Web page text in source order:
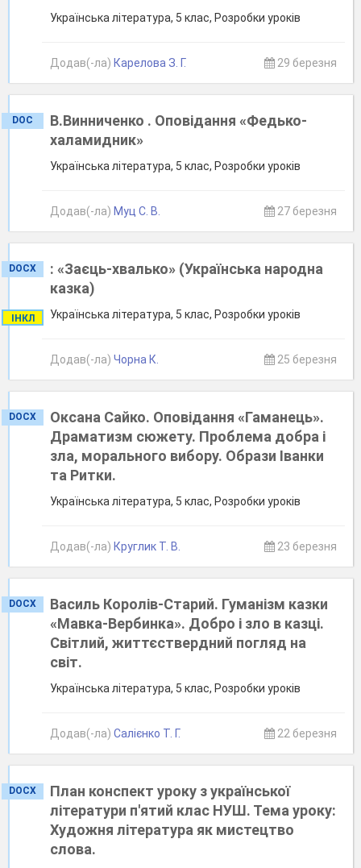
Українська література, 5 клас, Розробки уроків
Додав(-ла) Карелова З. Г. 29 березня
DOC
В.Винниченко . Оповідання «Федько-
халамидник»
Українська література, 5 клас, Розробки уроків
Додав(-ла) Муц С. В. 27 березня
DOCX
ІНКЛ
: «Заєць-хвалько» (Українська народна
казка)
Українська література, 5 клас, Розробки уроків
Додав(-ла) Чорна К. 25 березня
DOCX
Оксана Сайко. Оповідання «Гаманець».
Драматизм сюжету. Проблема добра і
зла, морального вибору. Образи Іванки
та Ритки.
Українська література, 5 клас, Розробки уроків
Додав(-ла) Круглик Т. В. 23 березня
DOCX
Василь Королів-Старий. Гуманізм казки
«Мавка-Вербинка». Добро і зло в казці.
Світлий, життєствердний погляд на
світ.
Українська література, 5 клас, Розробки уроків
Додав(-ла) Салієнко Т. Г. 22 березня
DOCX
План конспект уроку з української
літератури п'ятий клас НУШ. Тема уроку:
Художня література як мистецтво
слова.